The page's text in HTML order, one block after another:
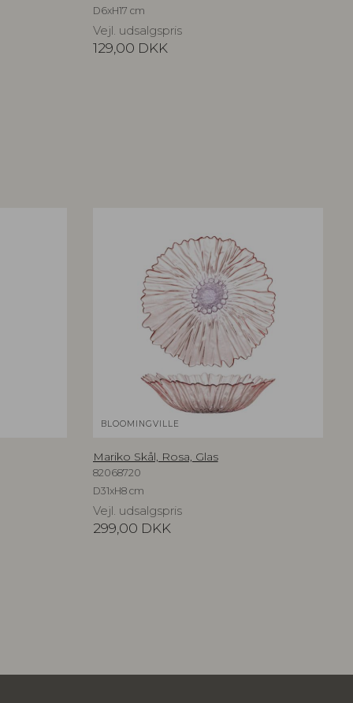
D6xH17 cm
Vejl. udsalgspris
129,00 DKK
BLOOMINGVILLE
Mariko Skål, Rosa, Glas
82068720
D31xH8 cm
Vejl. udsalgspris
299,00 DKK